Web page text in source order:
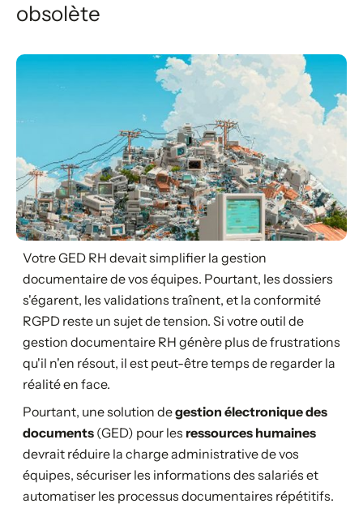
obsolète
Votre GED RH devait simplifier la gestion
documentaire de vos équipes. Pourtant, les dossiers
s'égarent, les validations traînent, et la conformité
RGPD reste un sujet de tension. Si votre outil de
gestion documentaire RH génère plus de frustrations
qu'il n'en résout, il est peut-être temps de regarder la
réalité en face.
Pourtant, une solution degestion électronique des
documents (GED) pour les ressources humaines
devrait réduire la charge administrative de vos
équipes, sécuriser les informations des salariés et
automatiser les processus documentaires répétitifs.